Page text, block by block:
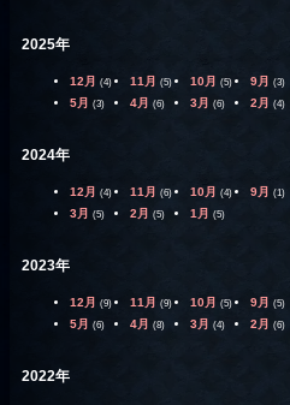
2025年
12月 (4) 11月 (5) 10月 (5) 9月 (3)
5月 (3) 4月 (6) 3月 (6) 2月 (4)
2024年
12月 (4) 11月 (6) 10月 (4) 9月 (1)
3月 (5) 2月 (5) 1月 (5)
2023年
12月 (9) 11月 (9) 10月 (5) 9月 (5)
5月 (6) 4月 (8) 3月 (4) 2月 (6)
2022年